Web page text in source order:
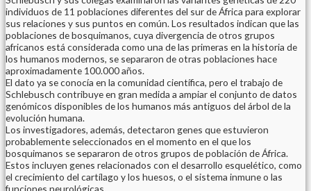
individuos de 11 poblaciones diferentes del sur de África para explorar
sus relaciones y sus puntos en común. Los resultados indican que las
poblaciones de bosquimanos, cuya divergencia de otros grupos
africanos está considerada como una de las primeras en la historia de
los humanos modernos, se separaron de otras poblaciones hace
aproximadamente 100.000 años.
El dato ya se conocía en la comunidad científica, pero el trabajo de
Schlebusch contribuye en gran medida a ampiar el conjunto de datos
genómicos disponibles de los humanos más antiguos del árbol de la
evolución humana.
Los investigadores, además, detectaron genes que estuvieron
probablemente seleccionados en el momento en el que los
bosquimanos se separaron de otros grupos de población de África.
Estos incluyen genes relacionados con el desarrollo esquelético, como
el crecimiento del cartílago y los huesos, o el sistema inmune o las
funciones neurológicas.